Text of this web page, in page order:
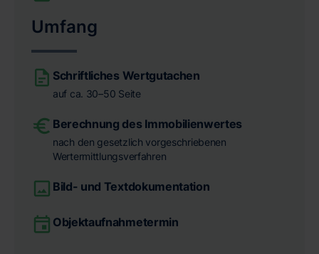
Umfang
Schriftliches Wertgutachen
auf ca. 30–50 Seite
Berechnung des Immobilienwertes
nach den gesetzlich vorgeschriebenen
Wertermittlungsverfahren
Bild- und Textdokumentation
Objektaufnahmetermin